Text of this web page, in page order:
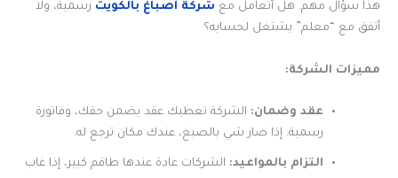
هذا سؤال مهم. هل أتعامل مع شركة اصباغ بالكويت رسمية، ولا
أتفق مع “معلم” يشتغل لحسابه؟
مميزات الشركة:
عقد وضمان: الشركة تعطيك عقد يضمن حقك، وفاتورة
رسمية. إذا صار شي بالصبغ، عندك مكان ترجع له.
التزام بالمواعيد: الشركات عادة عندها طاقم كبير، إذا غاب